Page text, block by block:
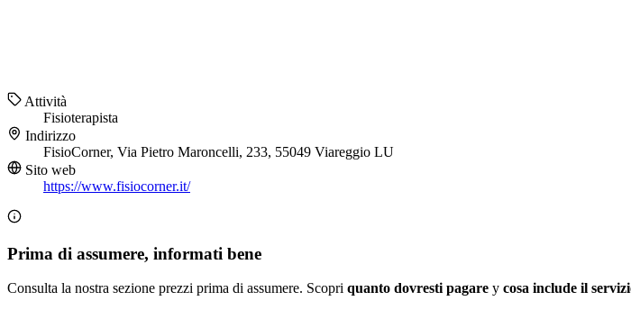
Attività
Fisioterapista
Indirizzo
FisioCorner, Via Pietro Maroncelli, 233, 55049 Viareggio LU
Sito web
https://www.fisiocorner.it/
Prima di assumere, informati bene
Consulta la nostra sezione prezzi prima di assumere. Scopri quanto dovresti pagare y cosa include il